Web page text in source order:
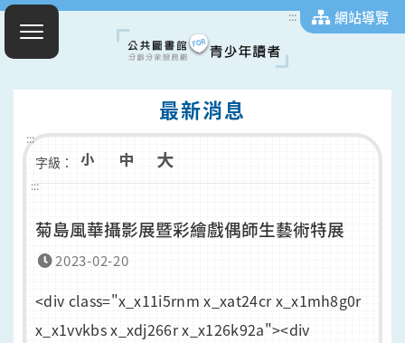
::: 網站導覽
最新消息
:::
字級：
:::
菊島風華攝影展暨彩繪戲偶師生藝術特展
2023-02-20
<div class="x_x11i5rnm x_xat24cr x_x1mh8g0r
x_x1vvkbs x_xdj266r x_x126k92a"><div